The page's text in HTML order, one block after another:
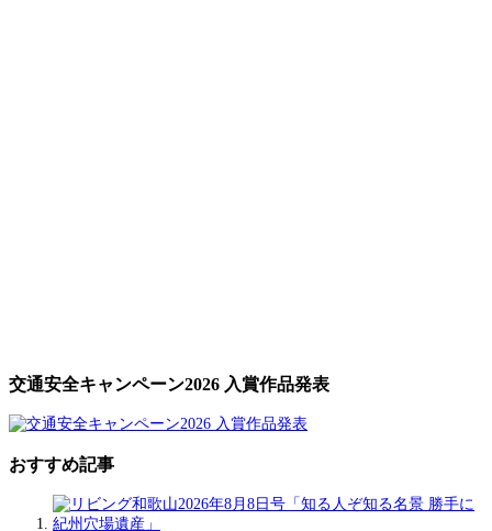
交通安全キャンペーン2026 入賞作品発表
おすすめ記事